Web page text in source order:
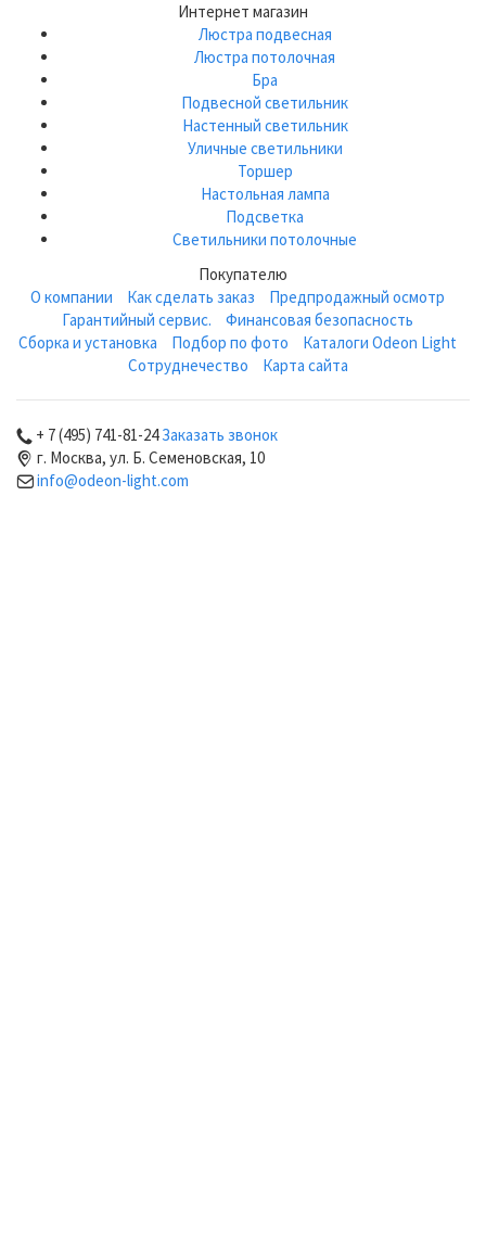
Интернет магазин
Люстра подвесная
Люстра потолочная
Бра
Подвесной светильник
Настенный светильник
Уличные светильники
Торшер
Настольная лампа
Подсветка
Светильники потолочные
Покупателю
О компании
Как сделать заказ
Предпродажный осмотр
Гарантийный сервис.
Финансовая безопасность
Сборка и установка
Подбор по фото
Каталоги Odeon Light
Сотруднечество
Карта сайта
+ 7 (495) 741-81-24Заказать звонок
г. Москва, ул. Б. Семеновская, 10
info@odeon-light.com